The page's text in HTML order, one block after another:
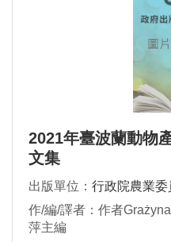
2021年臺波蘭動物
文集
出版單位： 行政院農業
作/編/譯者：作者
萍主編